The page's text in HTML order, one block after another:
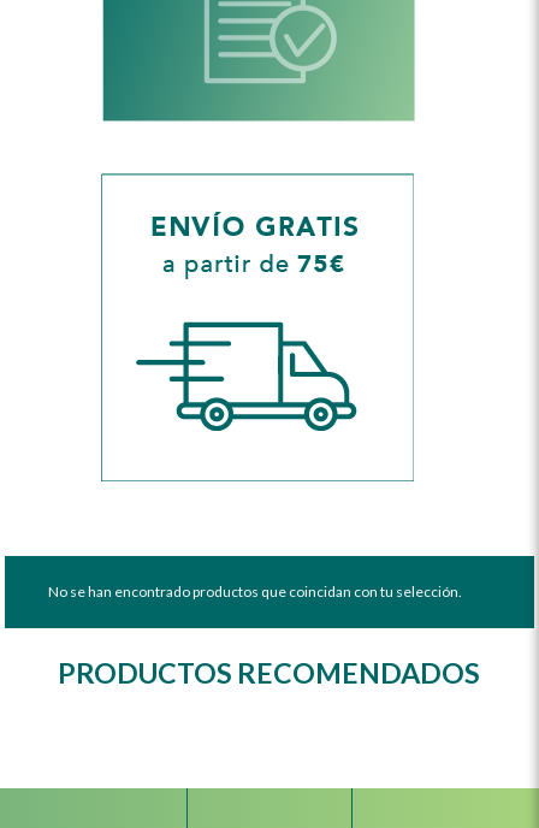
No se han encontrado productos que coincidan con tu selección.
PRODUCTOS RECOMENDADOS